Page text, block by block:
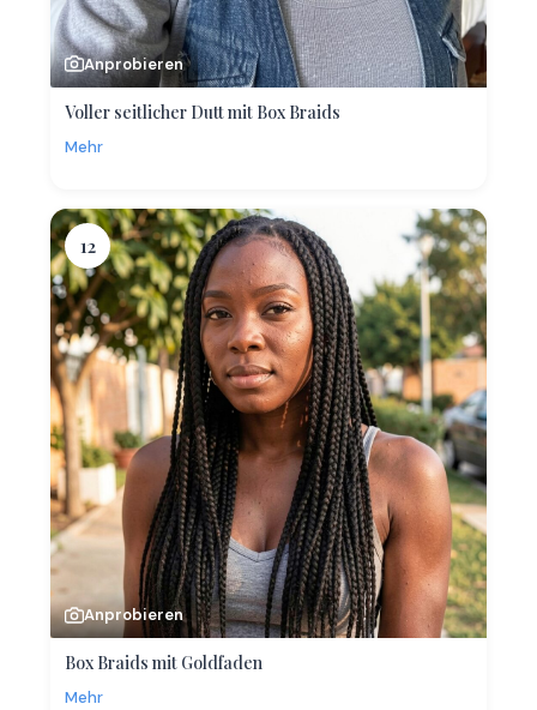
Anprobieren
Voller seitlicher Dutt mit Box Braids
Mehr
12
Anprobieren
Box Braids mit Goldfaden
Mehr